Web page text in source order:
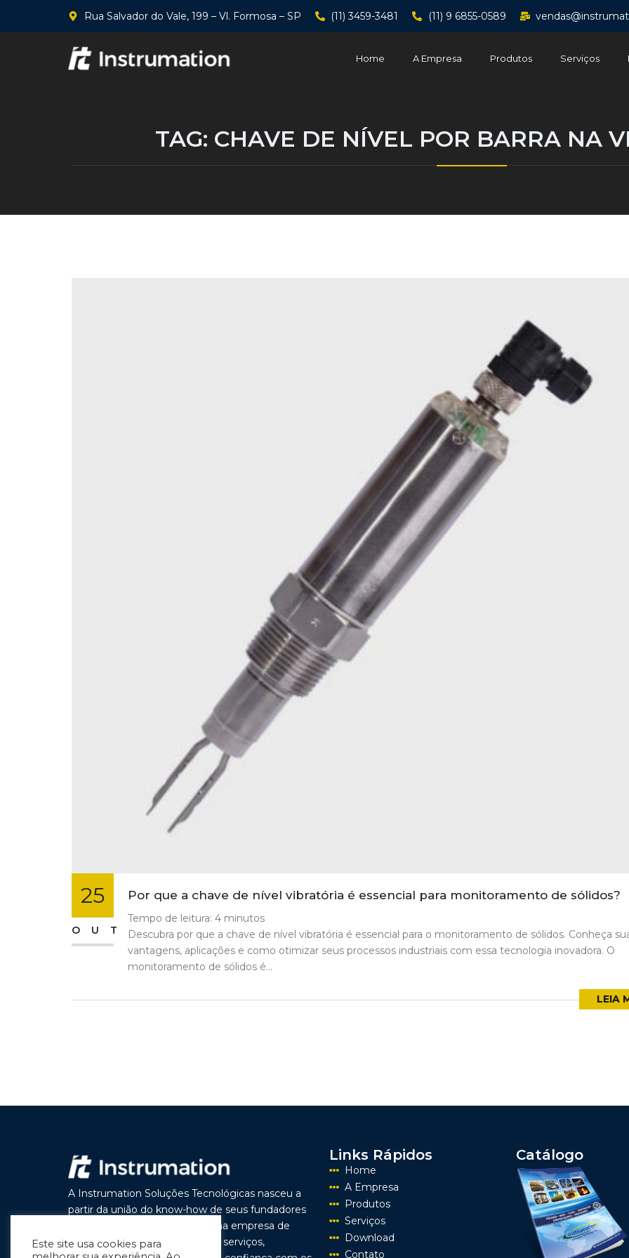
Rua Salvador do Vale, 199 – Vl. Formosa – SP (11) 3459-3481 (11) 9 6855-0589
Home A Empresa Produtos Serviços
TAG: CHAVE DE NÍVEL POR BARRA NA
25
OUT
Por que a chave de nível vibratória é essencial para monitoramento de sólidos?
Tempo de leitura: 4 minutos
Descubra por que a chave de nível vibratória é essencial para o monitoramento de sólidos. Conheça
vantagens, aplicações e como otimizar seus processos industriais com essa tecnologia inovadora. O
monitoramento de sólidos é...
LEIA
A Instrumation Soluções Tecnológicas nasceu a
partir da união do know-how de seus fundadores
com o objetivo de construir uma empresa de
vanguarda por seus produtos e serviços,
Links Rápidos
Home
A Empresa
Produtos
Serviços
Download
Contato
Catálogo
Este site usa cookies para